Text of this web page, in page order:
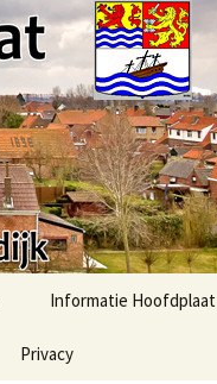
Informatie Hoofdplaat
Activiteiten Agenda
Hoofdplaat
Privacy